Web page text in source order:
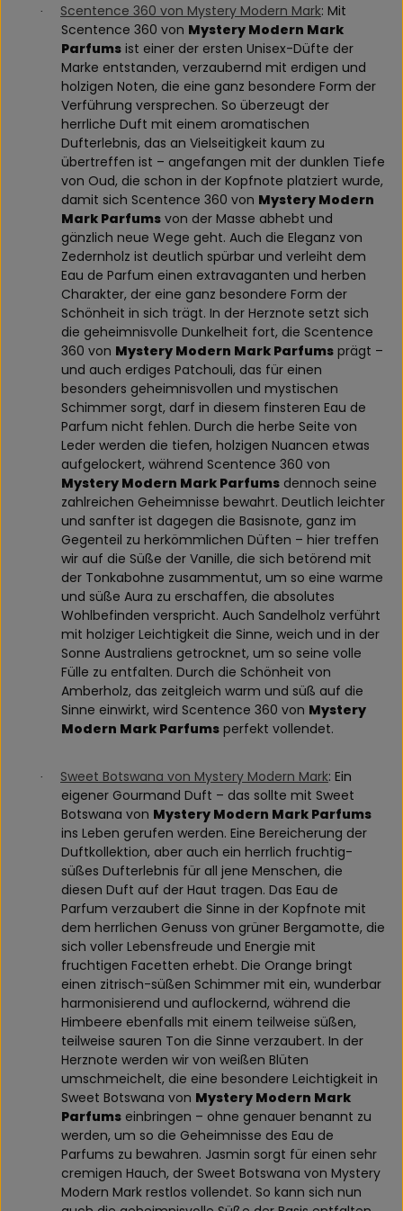
· Scentence 360 von Mystery Modern Mark: Mit
Scentence 360 von Mystery Modern Mark
Parfums ist einer der ersten Unisex-Düfte der
Marke entstanden, verzaubernd mit erdigen und
holzigen Noten, die eine ganz besondere Form der
Verführung versprechen. So überzeugt der
herrliche Duft mit einem aromatischen
Dufterlebnis, das an Vielseitigkeit kaum zu
übertreffen ist – angefangen mit der dunklen Tiefe
von Oud, die schon in der Kopfnote platziert wurde,
damit sich Scentence 360 von Mystery Modern
Mark Parfums von der Masse abhebt und
gänzlich neue Wege geht. Auch die Eleganz von
Zedernholz ist deutlich spürbar und verleiht dem
Eau de Parfum einen extravaganten und herben
Charakter, der eine ganz besondere Form der
Schönheit in sich trägt. In der Herznote setzt sich
die geheimnisvolle Dunkelheit fort, die Scentence
360 von Mystery Modern Mark Parfums prägt –
und auch erdiges Patchouli, das für einen
besonders geheimnisvollen und mystischen
Schimmer sorgt, darf in diesem finsteren Eau de
Parfum nicht fehlen. Durch die herbe Seite von
Leder werden die tiefen, holzigen Nuancen etwas
aufgelockert, während Scentence 360 von
Mystery Modern Mark Parfums dennoch seine
zahlreichen Geheimnisse bewahrt. Deutlich leichter
und sanfter ist dagegen die Basisnote, ganz im
Gegenteil zu herkömmlichen Düften – hier treffen
wir auf die Süße der Vanille, die sich betörend mit
der Tonkabohne zusammentut, um so eine warme
und süße Aura zu erschaffen, die absolutes
Wohlbefinden verspricht. Auch Sandelholz verführt
mit holziger Leichtigkeit die Sinne, weich und in der
Sonne Australiens getrocknet, um so seine volle
Fülle zu entfalten. Durch die Schönheit von
Amberholz, das zeitgleich warm und süß auf die
Sinne einwirkt, wird Scentence 360 von Mystery
Modern Mark Parfums perfekt vollendet.
· Sweet Botswana von Mystery Modern Mark: Ein
eigener Gourmand Duft – das sollte mit Sweet
Botswana von Mystery Modern Mark Parfums
ins Leben gerufen werden. Eine Bereicherung der
Duftkollektion, aber auch ein herrlich fruchtig-
süßes Dufterlebnis für all jene Menschen, die
diesen Duft auf der Haut tragen. Das Eau de
Parfum verzaubert die Sinne in der Kopfnote mit
dem herrlichen Genuss von grüner Bergamotte, die
sich voller Lebensfreude und Energie mit
fruchtigen Facetten erhebt. Die Orange bringt
einen zitrisch-süßen Schimmer mit ein, wunderbar
harmonisierend und auflockernd, während die
Himbeere ebenfalls mit einem teilweise süßen,
teilweise sauren Ton die Sinne verzaubert. In der
Herznote werden wir von weißen Blüten
umschmeichelt, die eine besondere Leichtigkeit in
Sweet Botswana von Mystery Modern Mark
Parfums einbringen – ohne genauer benannt zu
werden, um so die Geheimnisse des Eau de
Parfums zu bewahren. Jasmin sorgt für einen sehr
cremigen Hauch, der Sweet Botswana von Mystery
Modern Mark restlos vollendet. So kann sich nun